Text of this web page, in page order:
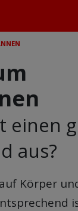
einen
aus?
Körper